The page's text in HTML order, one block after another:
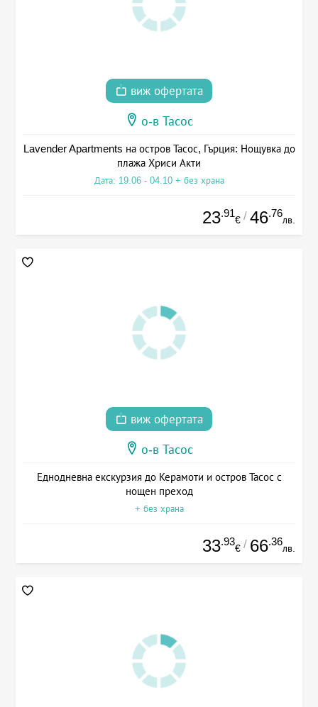
виж офертата
о-в Тасос
Lavender Apartments на остров Тасос, Гърция: Нощувка до
плажа Хриси Акти
Дата: 19.06 - 04.10 + без храна
23.91
€ / 46.76
лв.
виж офертата
о-в Тасос
Еднодневна екскурзия до Керамоти и остров Тасос с
нощен преход
+ без храна
33.93
€ / 66.36
лв.